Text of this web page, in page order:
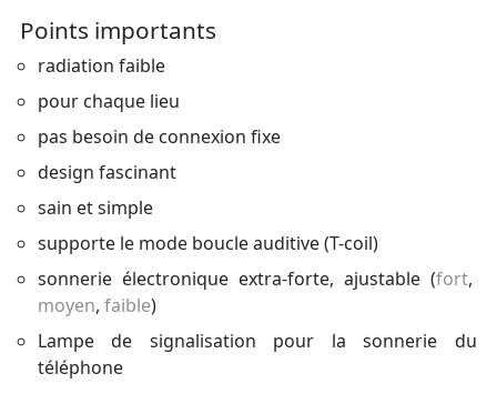
Points importants
radiation faible
pour chaque lieu
pas besoin de connexion fixe
design fascinant
sain et simple
supporte le mode boucle auditive (T-coil)
sonnerie électronique extra-forte, ajustable (fort,
moyen, faible)
Lampe de signalisation pour la sonnerie du
téléphone